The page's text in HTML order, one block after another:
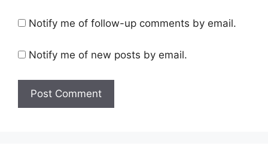
Notify me of follow-up comments by email.
Notify me of new posts by email.